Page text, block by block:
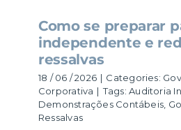
Como se preparar
independente e
ressalvas
18 / 06 / 2026 | Categories:
Corporativa | Tags:Auditoria
Demonstrações Contábeis
Ressalvas